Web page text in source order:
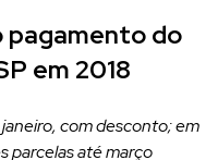
pagamento do
em 2018
com desconto; em
parcelas até março